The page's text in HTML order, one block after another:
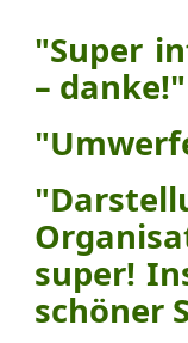
"Super
– danke!"
super!
schöner